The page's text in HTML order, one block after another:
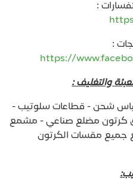
:
:
https://
والتغليف :
شحن - قطاعات سلوتيب -
- ورق كرتون مضلع صناعي - مشمع
جميع مقسات الكرتون